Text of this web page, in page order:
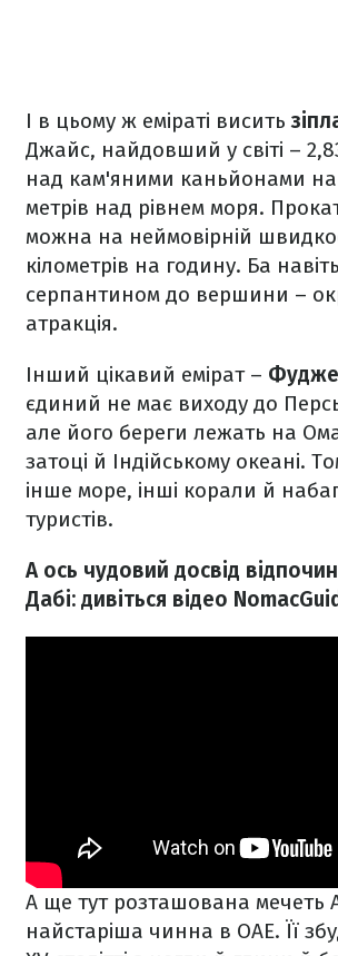
І в цьому ж еміраті висить
Джайс, найдовший у світі –
над кам'яними каньйонами на
метрів над рівнем моря.
можна на неймовірній
кілометрів на годину. Ба
серпантином до вершини –
атракція.
Інший цікавий емірат –
єдиний не має виходу до
але його береги лежать на
затоці й Індійському океані.
інше море, інші корали й
туристів.
А ось чудовий досвід
Дабі: дивіться відео
А ще тут розташована мечеть
найстаріша чинна в ОАЕ. Її